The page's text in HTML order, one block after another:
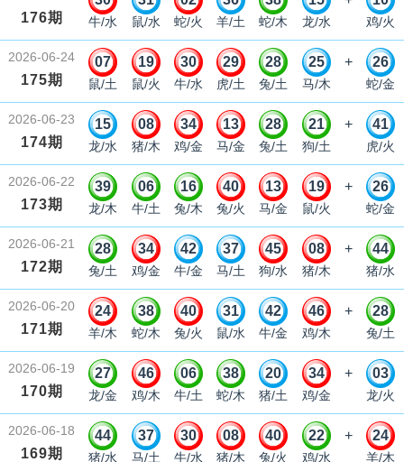
176期 牛/水 鼠/水 蛇/火 羊/土 蛇/木 龙/水 鸡/火
2026-06-24
175期
07
鼠/土
19
鼠/火
30
牛/水
29
虎/土
28
兔/土
25
马/木
+ 26
蛇/金
2026-06-23
174期
15
龙/水
08
猪/木
34
鸡/金
13
马/金
28
兔/土
21
狗/土
+ 41
虎/火
2026-06-22
173期
39
龙/木
06
牛/土
16
兔/木
40
兔/火
13
马/金
19
鼠/火
+ 26
蛇/金
2026-06-21
172期
28
兔/土
34
鸡/金
42
牛/金
37
马/土
45
狗/水
08
猪/木
+ 44
猪/水
2026-06-20
171期
24
羊/木
38
蛇/木
40
兔/火
31
鼠/水
42
牛/金
46
鸡/木
+ 28
兔/土
2026-06-19
170期
27
龙/金
46
鸡/木
06
牛/土
38
蛇/木
20
猪/土
34
鸡/金
+ 03
龙/火
2026-06-18
169期
44
猪/水
37
马/土
30
牛/水
08
猪/木
40
兔/火
22
鸡/水
+ 24
羊/木